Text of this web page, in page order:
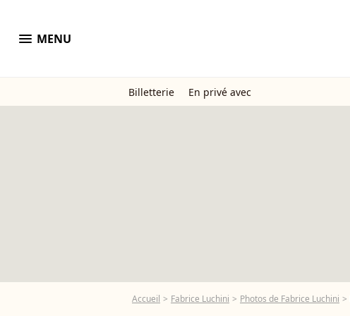
menu MENU
Billetterie En privé avec
Accueil Fabrice Luchini Photos de Fabrice Luchini